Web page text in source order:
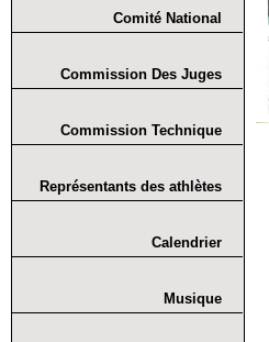
Comité National
Commission Des Juges
Commission Technique
Représentants des athlètes
Calendrier
Musique